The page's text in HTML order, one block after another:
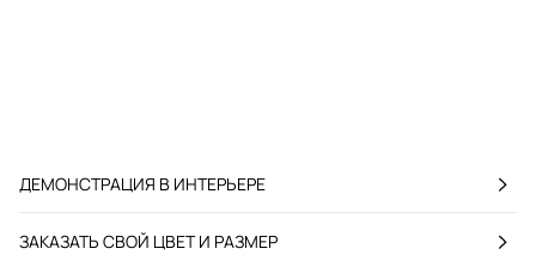
ДЕМОНСТРАЦИЯ В ИНТЕРЬЕРЕ
ЗАКАЗАТЬ СВОЙ ЦВЕТ И РАЗМЕР